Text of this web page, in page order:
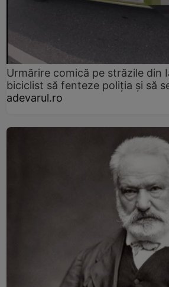
Urmărire comică pe străzile din
biciclist să fenteze poliția și să
adevarul.ro